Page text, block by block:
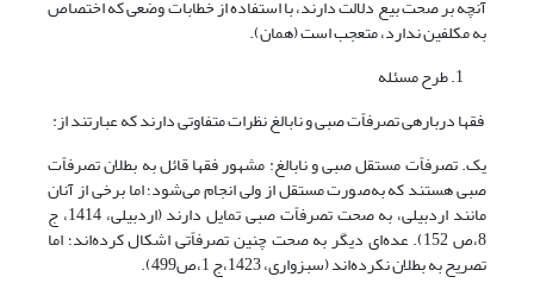
آنچه بر صحت بیع دلالت دارند، با استفاده از خطابات وضعی که اختصاص
به مکلفین ندارد، متعجب است (همان).
طرح مسئله
فقها درباره­ی تصرفاًت صبی و نابالغ نظرات متفاوتی دارند که عبارتند از:
یک. تصرفاًت مستقل صبی و نابالغ: مشهور فقها قائل به بطلان تصرفاًت
صبی هستند که به‌صورت مستقل از ولی انجام می‌شود؛ اما برخی از آنان
مانند اردبیلی، به صحت تصرفاًت صبی تمایل دارند (اردبیلی، 1414، ج
8،ص 152). عده‌ای دیگر به صحت چنین تصرفاًتی اشکال کرده‌اند؛ اما
تصریح به بطلان نکرده‌اند (سبزواری، 1423،ج 1،ص499).